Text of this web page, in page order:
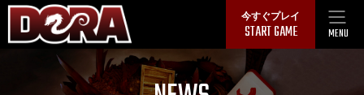
Skip
今すぐプレイ
START GAME MENU